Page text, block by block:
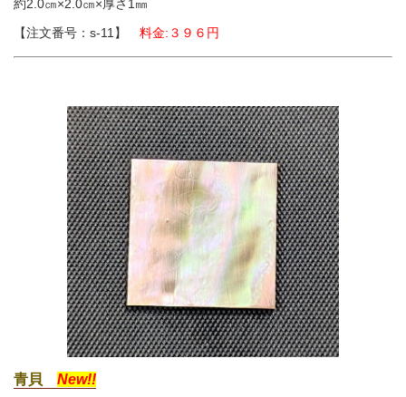
約2.0㎝×2.0㎝×厚さ1㎜
【注文番号：s-11】 料金:３９６円
青貝 New!!